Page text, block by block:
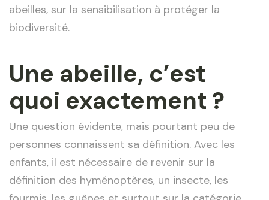
abeilles, sur la sensibilisation à protéger la
biodiversité.
Une abeille, c’est
quoi exactement ?
Une question évidente, mais pourtant peu de
personnes connaissent sa définition. Avec les
enfants, il est nécessaire de revenir sur la
définition des hyménoptères, un insecte, les